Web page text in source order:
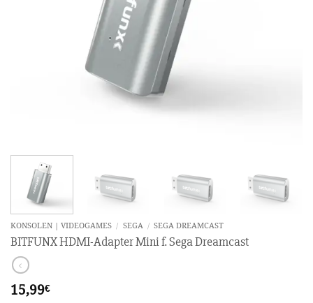
KONSOLEN | VIDEOGAMES / SEGA / SEGA DREAMCAST
BITFUNX HDMI-Adapter Mini f. Sega Dreamcast
15,99€